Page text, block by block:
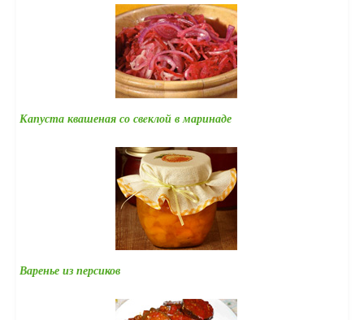
Капуста квашеная со свeклой в маринаде
Варенье из персиков